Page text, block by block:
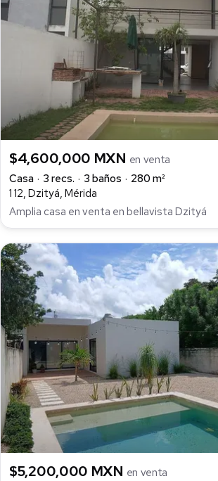
•Refrigerador
•Estufa
•Sala de 2 piezas
•Comedor para 4 personas
•Sillas de exterior con mesa de nogal en la
Condiciones de pago
Apartado: $30,000
Enganche: 30%
Recurso propio o crédito bancario
ENTREGA IMEDIATA.
$4,600,000 MXN en venta
Casa
3 recs. 3 baños
280 m²
1 12, Dzityá, Mérida
Amplia casa en venta en bellavista Dzityá
$5,200,000 MXN en venta